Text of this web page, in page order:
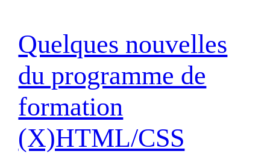
Quelques nouvelles
du programme de
formation
(X)HTML/CSS